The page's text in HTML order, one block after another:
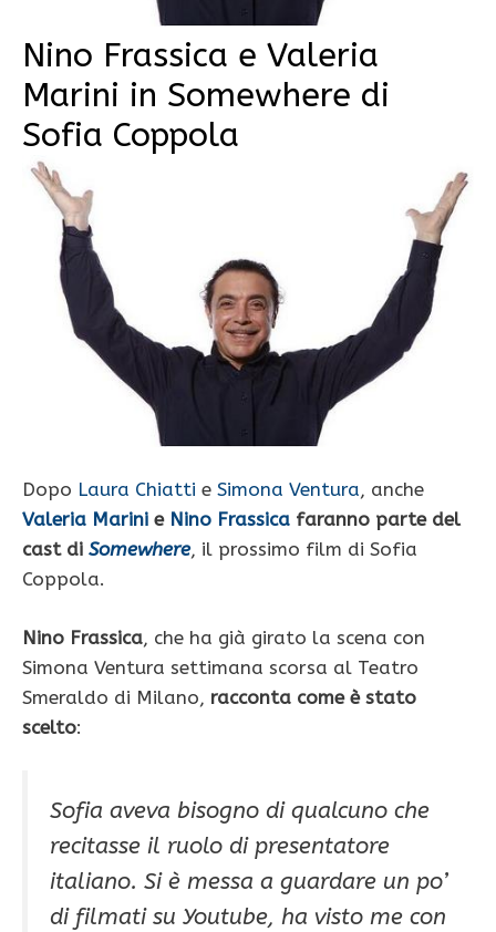
Nino Frassica e Valeria
Marini in Somewhere di
Sofia Coppola
Dopo Laura Chiatti e Simona Ventura, anche
Valeria Marini e Nino Frassica faranno parte del
cast di Somewhere, il prossimo film di Sofia
Coppola.
Nino Frassica, che ha già girato la scena con
Simona Ventura settimana scorsa al Teatro
Smeraldo di Milano, racconta come è stato
scelto:
Sofia aveva bisogno di qualcuno che
recitasse il ruolo di presentatore
italiano. Si è messa a guardare un po’
di filmati su Youtube, ha visto me con